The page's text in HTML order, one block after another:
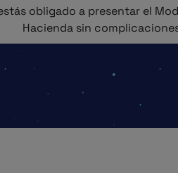
obligado a presentar el
Hacienda sin